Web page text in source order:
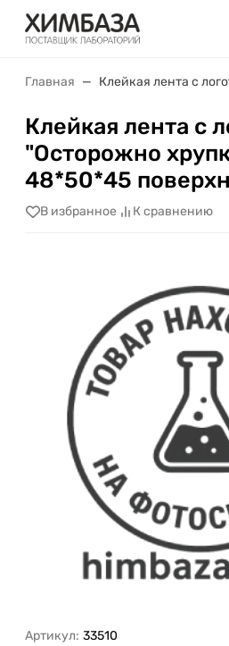
Главная Клейкая лента с
Клейкая лента с
"Осторожно
48*50*45
В избранное К сравнению
Артикул: 33510